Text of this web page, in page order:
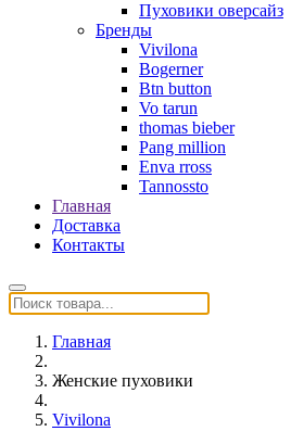
Пуховики оверсайз
Бренды
Vivilona
Bogerner
Btn button
Vo tarun
thomas bieber
Pang million
Enva rross
Tannossto
Главная
Доставка
Контакты
Главная
Женские пуховики
Vivilona